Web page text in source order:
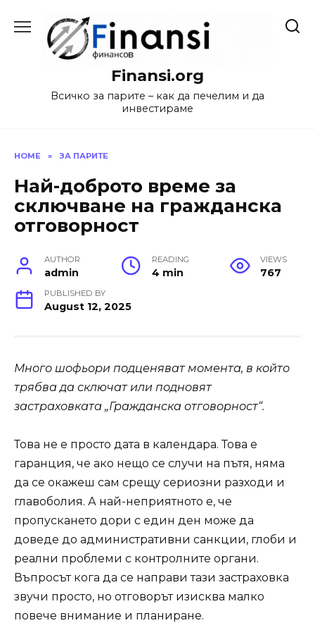
Finansi.org
Всичко за парите – как да печелим и да
инвестираме
HOME » ЗА ПАРИТЕ
Най-доброто време за
сключване на гражданска
отговорност
AUTHOR
admin
READING
4 min
VIEWS
767
PUBLISHED BY
August 12, 2025
Много шофьори подценяват момента, в който
трябва да сключат или подновят
застраховката „Гражданска отговорност“.
Това не е просто дата в календара. Това е
гаранция, че ако нещо се случи на пътя, няма
да се окажеш сам срещу сериозни разходи и
главоболия. А най-неприятното е, че
пропускането дори с един ден може да
доведе до административни санкции, глоби и
реални проблеми с контролните органи.
Въпросът кога да се направи тази застраховка
звучи просто, но отговорът изисква малко
повече внимание и планиране.